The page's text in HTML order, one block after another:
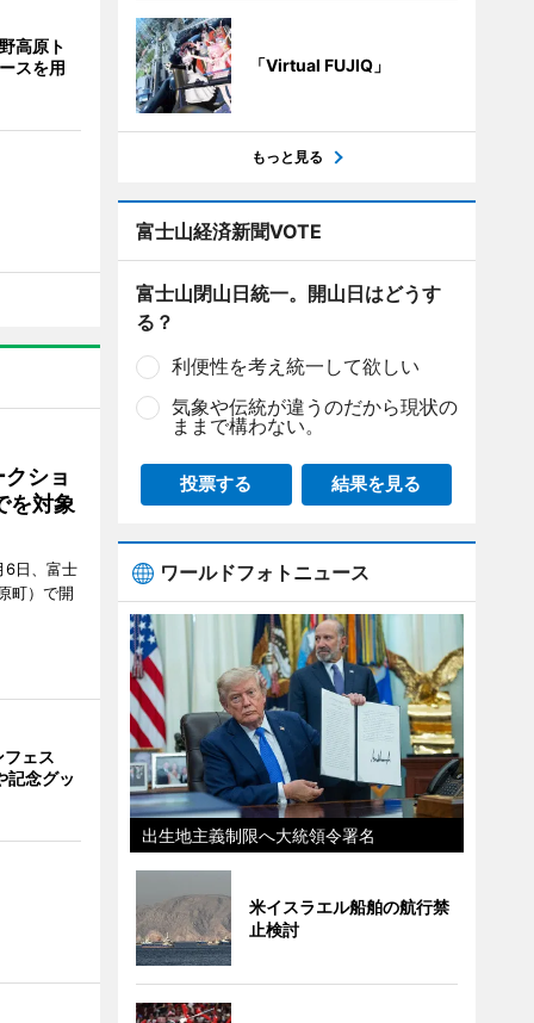
高原ト
スを用
ショ
を対象
6日、富士
町）で開
ェス
記念グッ
「Virtual FUJIQ」
もっと見る
富士山経済新聞VOTE
富士山閉山日統一。開山日はどうす
る？
利便性を考え統一して欲しい
気象や伝統が違うのだから現状の
ままで構わない。
投票する 結果を見る
ワールドフォトニュース
出生地主義制限へ大統領令署名
米イスラエル船舶の航行禁
止検討